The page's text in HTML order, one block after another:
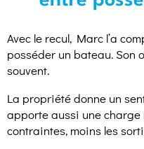
Avec le recul, Marc l’a
posséder un bateau. Son
souvent.
La propriété donne un
apporte aussi une charge
contraintes, moins les